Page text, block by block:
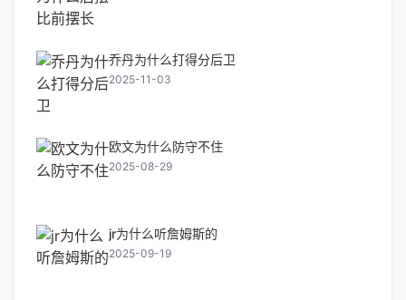
乔丹为什么打得分后卫
2025-11-03
欧文为什么防守不住
2025-08-29
jr为什么听詹姆斯的
2025-09-19